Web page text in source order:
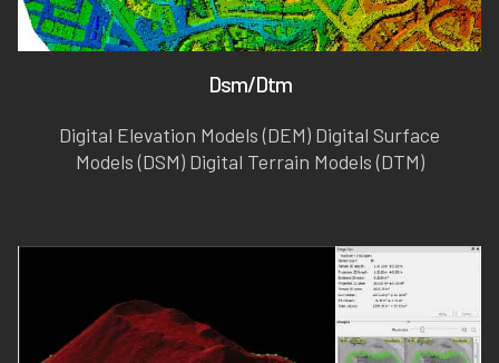
Dsm/Dtm
Digital Elevation Models (DEM) Digital Surface
Models (DSM) Digital Terrain Models (DTM)